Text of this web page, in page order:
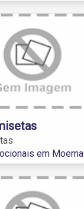
em Moema